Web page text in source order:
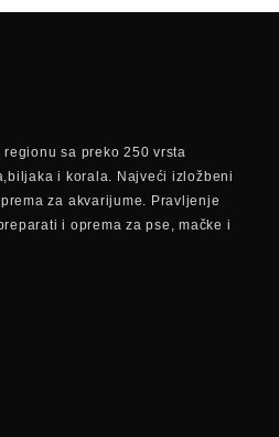
sa preko 250 vrsta
i korala. Najveći izložbeni
za akvarijume. Pravljenje
i oprema za pse, mačke i